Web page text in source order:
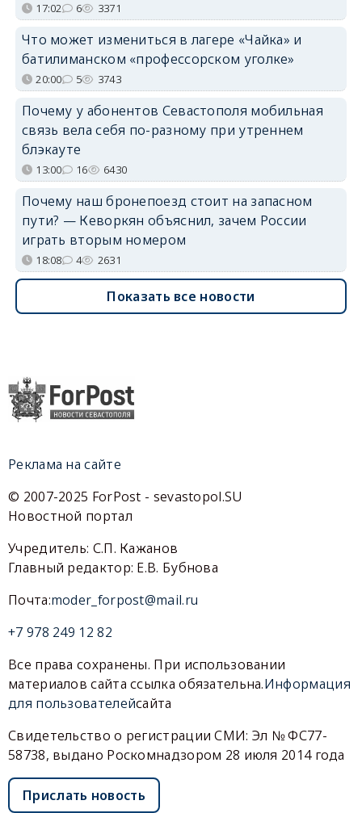
17:02 6 3371
Что может измениться в лагере «Чайка» и
батилиманском «профессорском уголке»
20:00 5 3743
Почему у абонентов Севастополя мобильная
связь вела себя по-разному при утреннем
блэкауте
13:00 16 6430
Почему наш бронепоезд стоит на запасном
пути? — Кеворкян объяснил, зачем России
играть вторым номером
18:08 4 2631
Показать все новости
Реклама на сайте
© 2007-2025 ForPost - sevastopol.SU
Новостной портал
Учредитель: С.П. Кажанов
Главный редактор: Е.В. Бубнова
Почта:moder_forpost@mail.ru
+7 978 249 12 82
Все права сохранены. При использовании
материалов сайта ссылка обязательна.Информация
для пользователейсайта
Свидетельство о регистрации СМИ: Эл № ФС77-
58738, выдано Роскомнадзором 28 июля 2014 года
Прислать новость